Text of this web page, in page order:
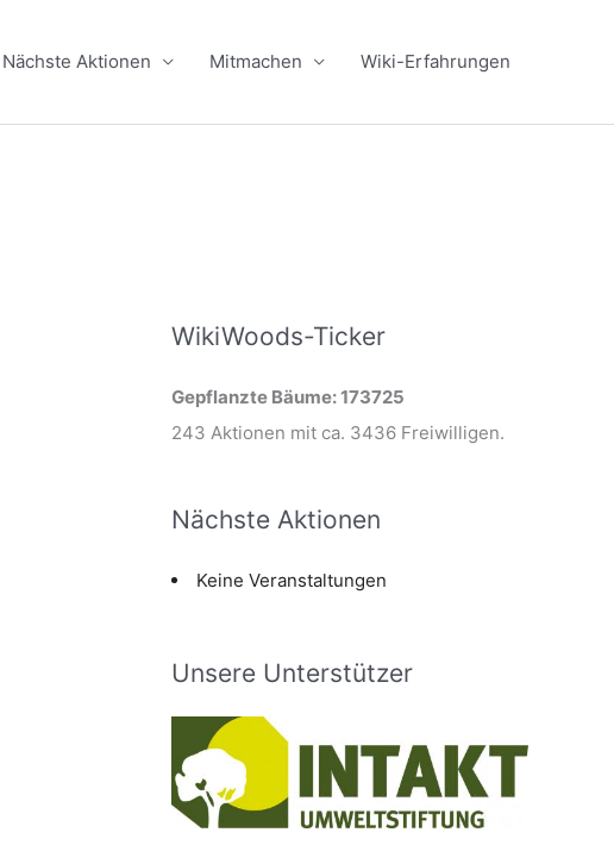
Nächste Aktionen Mitmachen Wiki-Erfahrungen
WikiWoods-Ticker
Gepflanzte Bäume: 173725
243 Aktionen mit ca. 3436 Freiwilligen.
Nächste Aktionen
Keine Veranstaltungen
Unsere Unterstützer